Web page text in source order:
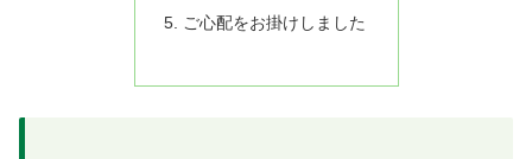
ご心配をお掛けしました